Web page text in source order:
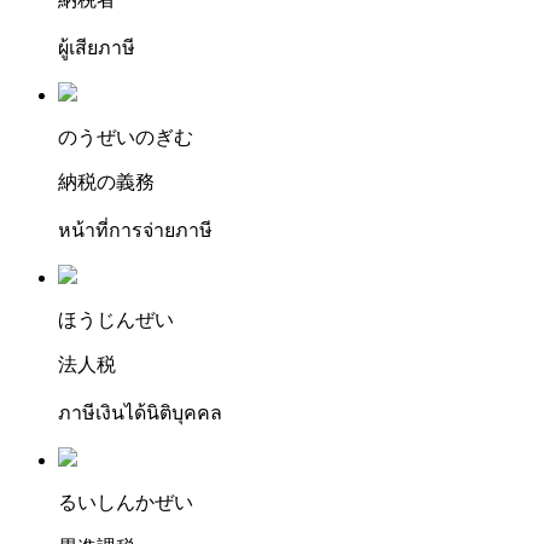
ผู้เสียภาษี
のうぜいのぎむ
納税の義務
หน้าที่การจ่ายภาษี
ほ うじ んぜい
法人税
ภาษีเงินได้นิติบุคคล
るいしんかぜい